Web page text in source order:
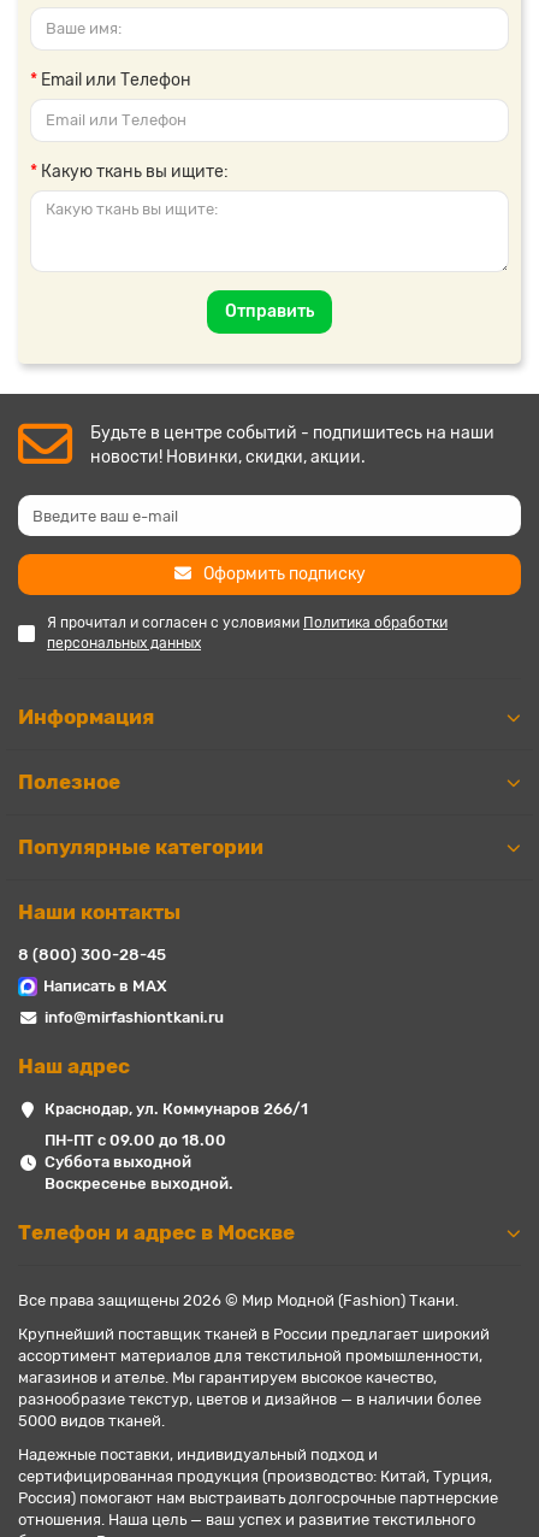
Email или Телефон
Какую ткань вы ищите:
Отправить
Будьте в центре событий - подпишитесь на наши
новости! Новинки, скидки, акции.
Оформить подписку
Я прочитал и согласен с условиями Политика обработки
персональных данных
Информация
Полезное
Популярные категории
Наши контакты
8 (800) 300-28-45
Написать в MAX
info@mirfashiontkani.ru
Наш адрес
Краснодар, ул. Коммунаров 266/1
ПН-ПТ с 09.00 до 18.00
Суббота выходной
Воскресенье выходной.
Телефон и адрес в Москве
Все права защищены 2026 © Мир Модной (Fashion) Ткани.
Крупнейший поставщик тканей в России предлагает широкий
ассортимент материалов для текстильной промышленности,
магазинов и ателье. Мы гарантируем высокое качество,
разнообразие текстур, цветов и дизайнов — в наличии более
5000 видов тканей.
Надежные поставки, индивидуальный подход и
сертифицированная продукция (производство: Китай, Турция,
Россия) помогают нам выстраивать долгосрочные партнерские
отношения. Наша цель — ваш успех и развитие текстильного